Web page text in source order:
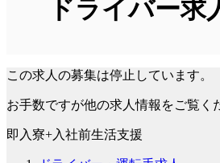
ドライバー求
この求人の募集は停止しています。
お手数ですが他の求人情報をご覧く
即入寮+入社前生活支援